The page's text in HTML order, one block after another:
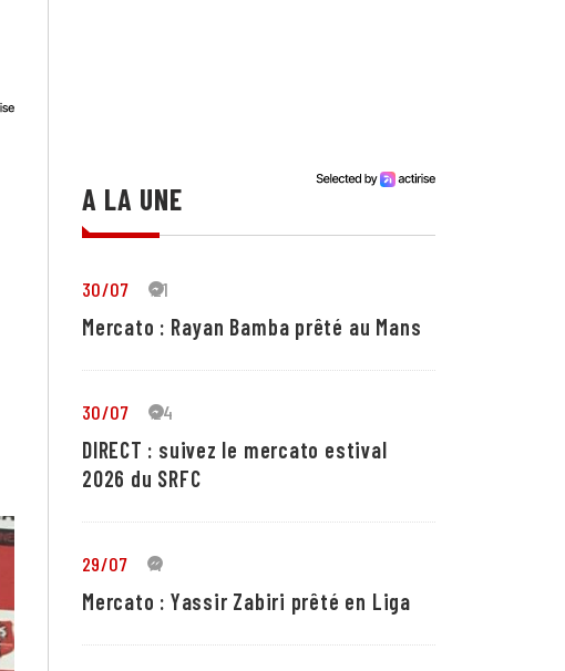
A LA UNE
30/07 21
Mercato : Rayan Bamba prêté au Mans
30/07 24
DIRECT : suivez le mercato estival
2026 du SRFC
29/07 4
Mercato : Yassir Zabiri prêté en Liga